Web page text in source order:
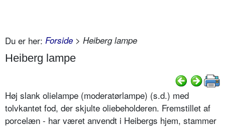
Du er her: Forside > Heiberg lampe
Heiberg lampe
Høj slank olielampe (moderatørlampe) (s.d.) med
tolvkantet fod, der skjulte oliebeholderen. Fremstillet af
porcelæn - har været anvendt i Heibergs hjem, stammer